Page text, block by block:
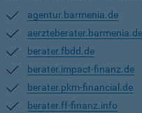
agentur.barmenia.de
aerzteberater.barmenia.de
berater.fbdd.de
berater.impact-finanz.de
berater.pkm-financial.de
berater.ff-finanz.info